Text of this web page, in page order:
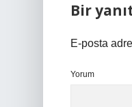
Bir
E-posta
Yorum